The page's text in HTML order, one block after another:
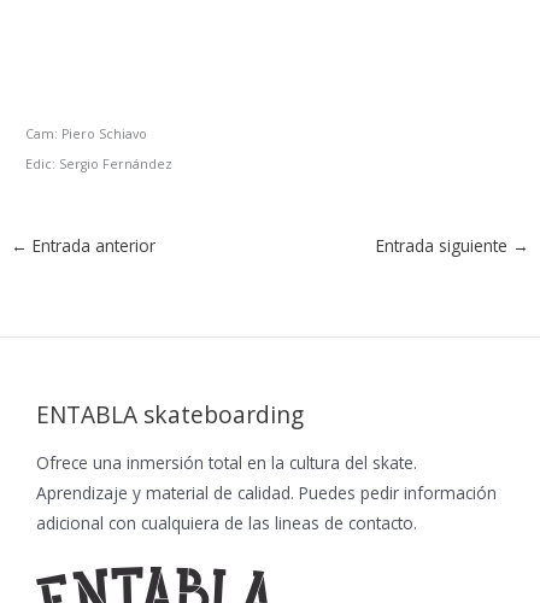
Cam: Piero Schiavo
Edic: Sergio Fernández
← Entrada anterior Entrada siguiente →
ENTABLA skateboarding
Ofrece una inmersión total en la cultura del skate.
Aprendizaje y material de calidad. Puedes pedir información
adicional con cualquiera de las lineas de contacto.